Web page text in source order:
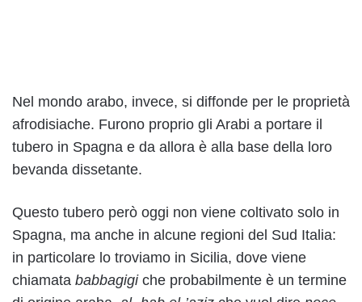
Nel mondo arabo, invece, si diffonde per le proprietà
afrodisiache. Furono proprio gli Arabi a portare il
tubero in Spagna e da allora è alla base della loro
bevanda dissetante.
Questo tubero però oggi non viene coltivato solo in
Spagna, ma anche in alcune regioni del Sud Italia:
in particolare lo troviamo in Sicilia, dove viene
chiamata babbagigiche probabilmente è un termine